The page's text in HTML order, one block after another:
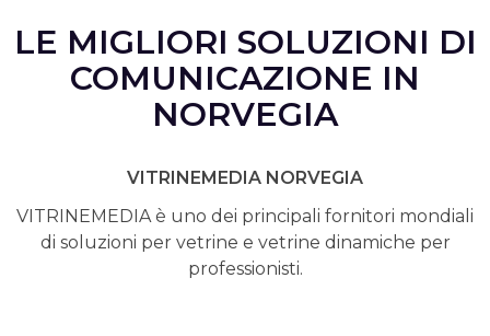
LE MIGLIORI SOLUZIONI DI
COMUNICAZIONE IN
NORVEGIA
VITRINEMEDIA NORVEGIA
VITRINEMEDIA è uno dei principali fornitori mondiali
di soluzioni per vetrine e vetrine dinamiche per
professionisti.